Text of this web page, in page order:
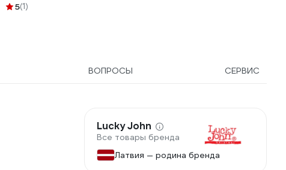
5(1)
ВОПРОСЫ СЕРВИС
Lucky John
Все товары бренда
Латвия — родина бренда